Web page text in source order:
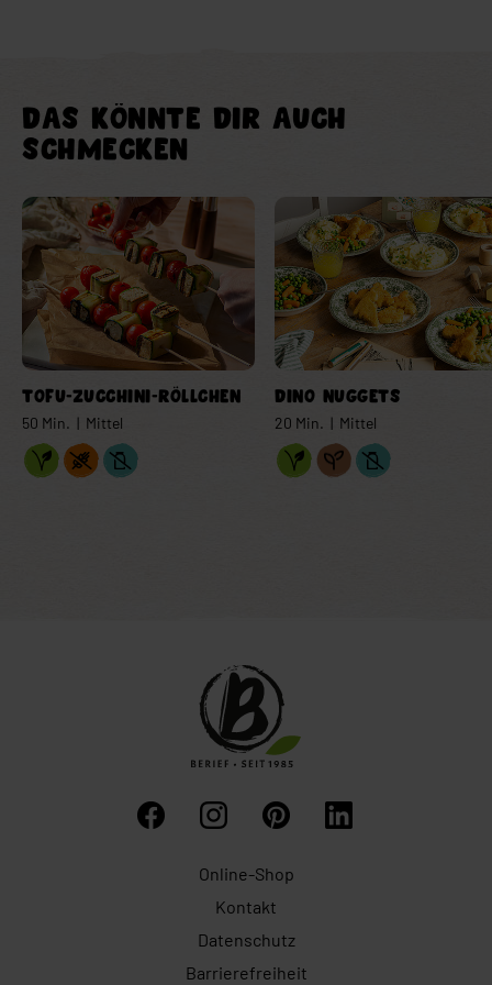
DAS KÖNNTE DIR AUCH
SCHMECKEN
TOFU-ZUCCHINI-RÖLLCHEN
50 Min. | Mittel
Verlinkung Element
DINO NUGGETS
20 Min. | Mittel
Verlinkung Element
Online-Shop
Kontakt
Datenschutz
Barrierefreiheit